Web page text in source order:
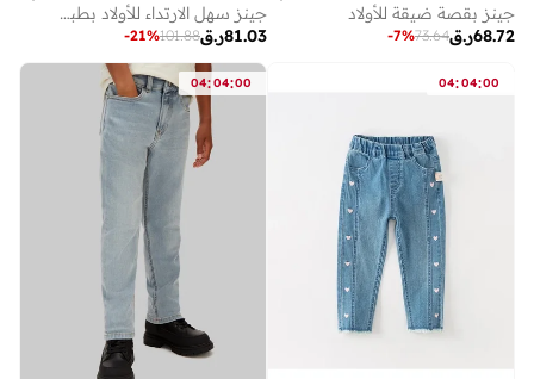
جينز بقصة ضيقة للأولاد
ر.ق68.72
73.64
-7%
جينز سهل الارتداء للأولاد بطبعة جرافيك - أزرق
ر.ق81.03
101.88
-21%
04:04:00
04:04:00